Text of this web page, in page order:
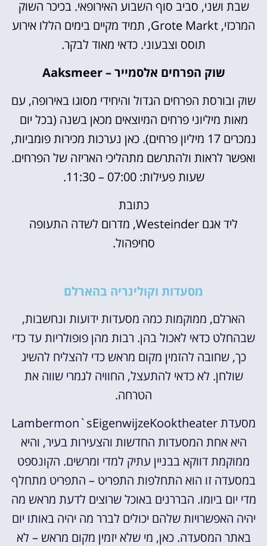
שבת ושני, סביב סוף השבוע האירופאי. בכיכר השוק
המרכזי, Grote Markt, תמיד מקיים בימים הללו אירוע
תוסס וצבעוני. כדאי מאוד לבקר.
שוק הפרחים אלסמייר – Aaksmeer
שוק ובורסת הפרחים הגדול והיחידי מסוגו באירופה, עם
מאות מיליוני פרחים המיוצאים מכאן בשנה (בכל יום
נמכרים 17 מיליון פרחים). כאן נערכות מכירות פומביות,
ואפשר לראות ולהתרשם מתהליכי האריזה של הפרחים.
שעות פעילות: 07:00 – 11:30.
כתובת
ליד אגם Westeinder, מדרום לשדה התעופה
סחיפהול.
מסעדות וקולינריה בהארלם
הארלם, ממוקמות כמה מסעדות ידועות ונחשבות,
שבהחלט כדאי לאכול בהן. רבות מהן פופולריות עד כדי
כך, שחובה להזמין מקום מראש כדי להצליח להשיג
שולחן. לא כדאי להתעצל, החוויה לגמרי שווה את
הטרחה.
מסעדת Lambermon`sEigenwijzeKooktheater
היא אחת המסעדות החדשות והצעירות בעיר, והיא
ממוקמת דווקא בבניין עתיק למדי ומרשים. הקונספט
במסעדה זו הוא התחלפות התפריט – התפריט מתחלף
מדי יום ביומו. הבררנים באוכל שרוצים לדעת מראש מה
יהיה האפשרויות שלהם יכולים לברר מה יהיה באותו יום
באתר המסעדה. כאן, מי שלא יזמין מקום מראש – לא